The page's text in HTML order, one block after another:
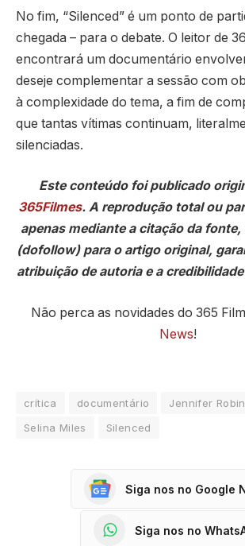
No fim, “Silenced” é um ponto de
chegada – para o debate. O leitor de
encontrará um documentário
deseje complementar a sessão com
à complexidade do tema, a fim de
que tantas vítimas continuam,
silenciadas.
Este conteúdo foi publicado
365Filmes. A reprodução total ou
apenas mediante a citação da
(dofollow) para o artigo original,
atribuição de autoria e a
Não perca as novidades do 365
News!
crítica documentário
Jennifer
Selina Miles
Silenced
Siga nos no Google
Siga nos no